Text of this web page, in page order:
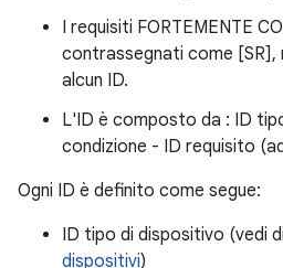
I requisiti FORTEMENTE
contrassegnati come [SR],
alcun ID.
L'ID è composto da : ID
condizione - ID requisito
Ogni ID è definito come segue:
ID tipo di dispositivo (vedi
dispositivi)